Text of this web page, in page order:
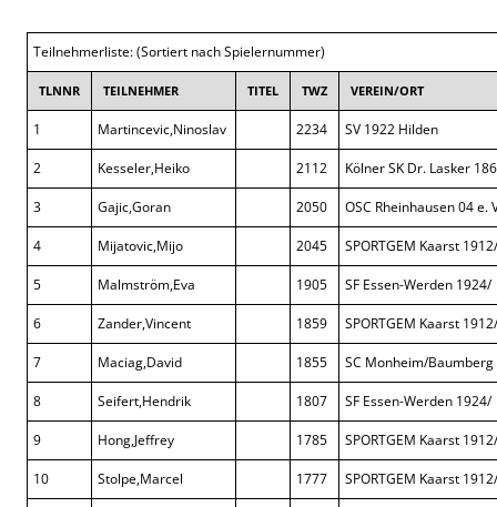
Teilnehmerliste: (Sortiert nach Spielernummer)
TLNNR TEILNEHMER TITEL TWZ VEREIN/ORT
1 Martincevic,Ninoslav 2234 SV 1922 Hilden
2 Kesseler,Heiko 2112 Kölner SK Dr. Lasker 186
3 Gajic,Goran 2050 OSC Rheinhausen 04 e.
4 Mijatovic,Mijo 2045 SPORTGEM Kaarst
5 Malmström,Eva 1905 SF Essen-Werden 1924/
6 Zander,Vincent 1859 SPORTGEM Kaarst
7 Maciag,David 1855 SC Monheim/Baumberg
8 Seifert,Hendrik 1807 SF Essen-Werden 1924/
9 Hong,Jeffrey 1785 SPORTGEM Kaarst
10 Stolpe,Marcel 1777 SPORTGEM Kaarst